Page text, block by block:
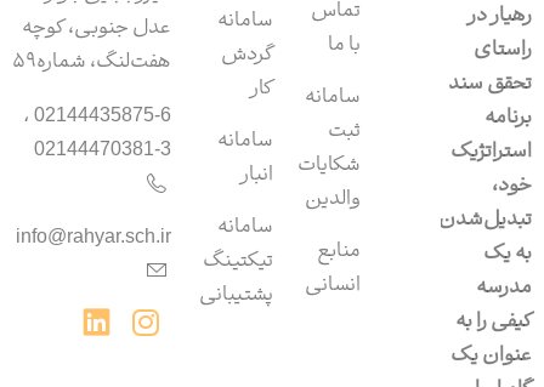
رهیار در
راستای
تحقق سند
برنامه
استراتژیک
خود،
تبدیل‌شدن
به یک
مدرسه
کیفی را به
عنوان یک
تماس
با ما
سامانه
ثبت
شکایات
والدین
منابع
انسانی
سامانه
گردش
کار
سامانه‌
انبار
سامانه‌
تیکتینگ
پشتیبانی
عدل جنوبی، کوچه
هفت‌لنگ، شماره۵۹
02144435875-6 ،
02144470381-3
info@rahyar.sch.ir